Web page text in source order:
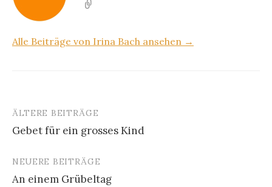
Alle Beiträge von Irina Bach ansehen →
Beitragsnavigation
ÄLTERE BEITRÄGE
Gebet für ein grosses Kind
NEUERE BEITRÄGE
An einem Grübeltag